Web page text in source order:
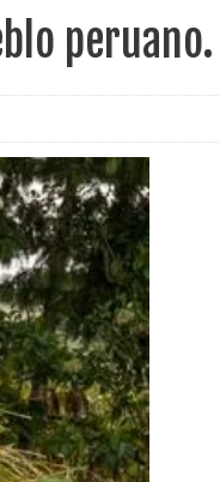
peruano.